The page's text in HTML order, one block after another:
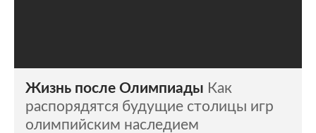
Жизнь после Олимпиады Как
распорядятся будущие столицы игр
олимпийским наследием